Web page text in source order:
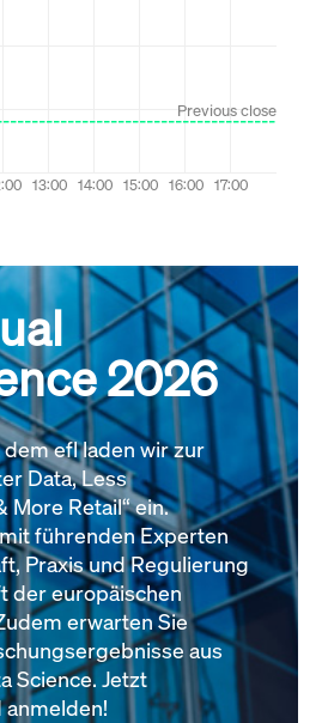
2026
efl laden wir zur
Data, Less
More Retail“ ein.
führenden Experten
Praxis und Regulierung
der europäischen
erwarten Sie
aus
Science. Jetzt